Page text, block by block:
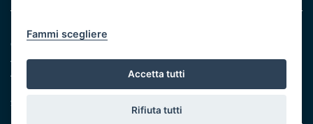
Note legali
Cookie e privacy
Amministrazione trasparente
Atti di notifica
Feed RSS
Servizi intranet
Fammi scegliere
Accetta tutti
Rifiuta tutti